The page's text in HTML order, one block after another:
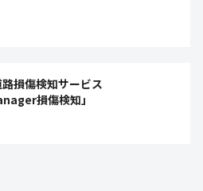
損傷検知サービス
損傷検知」